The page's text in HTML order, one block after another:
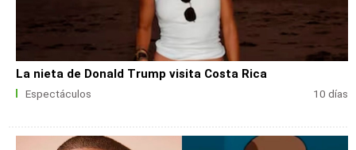
La nieta de Donald Trump visita Costa Rica
Espectáculos 10 días